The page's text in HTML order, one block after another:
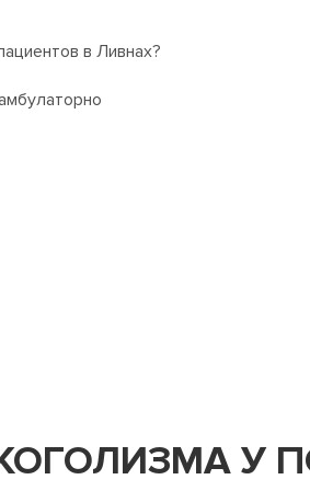
в Ливнах?
У